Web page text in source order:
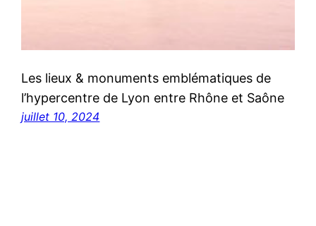
Les lieux & monuments emblématiques de
l’hypercentre de Lyon entre Rhône et Saône
juillet 10, 2024